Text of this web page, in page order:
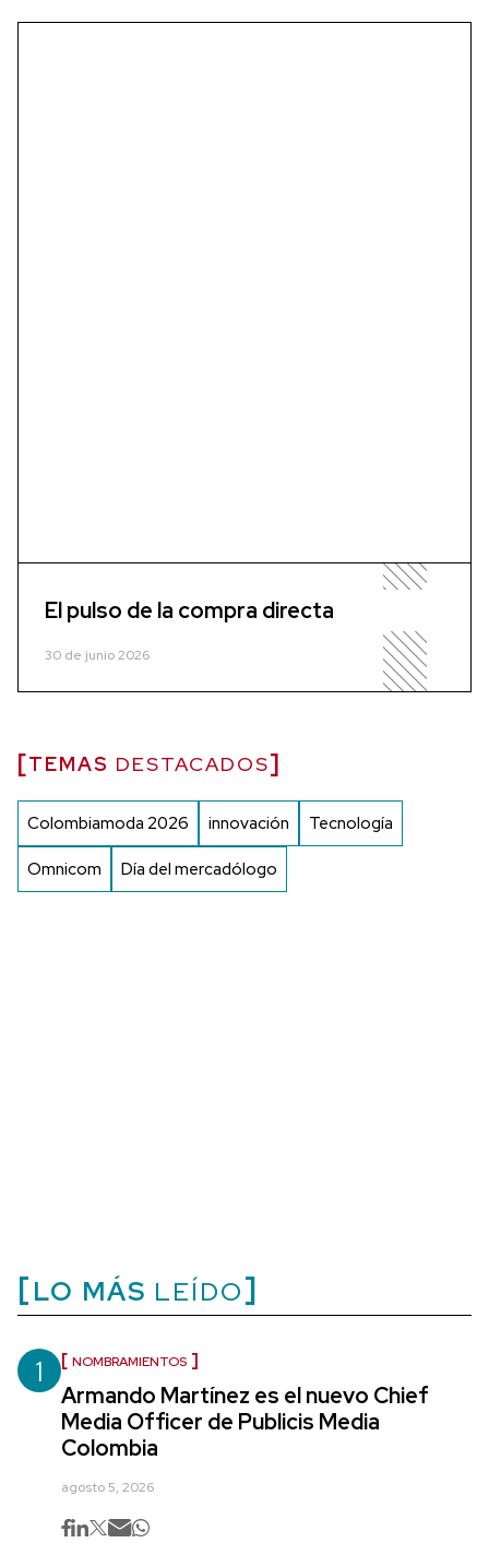
El pulso de la compra directa
30 de junio 2026
TEMAS DESTACADOS
Colombiamoda 2026 innovación Tecnología
Omnicom Día del mercadólogo
LO MÁS LEÍDO
1 NOMBRAMIENTOS
Armando Martínez es el nuevo Chief
Media Officer de Publicis Media
Colombia
agosto 5, 2026